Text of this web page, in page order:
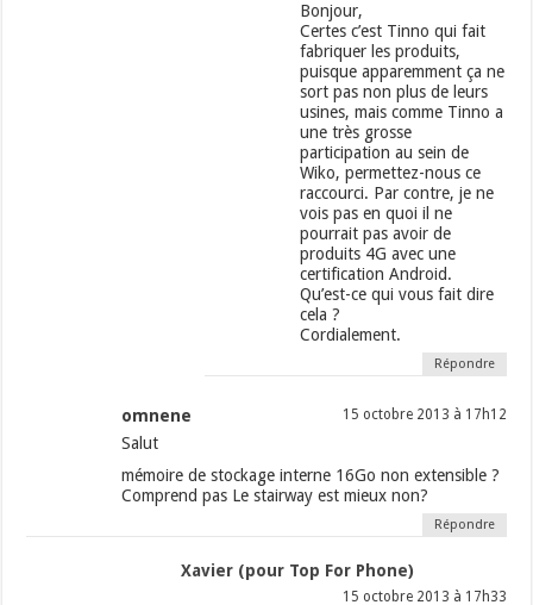
Bonjour,
Certes c’est Tinno qui fait
fabriquer les produits,
puisque apparemment ça ne
sort pas non plus de leurs
usines, mais comme Tinno a
une très grosse
participation au sein de
Wiko, permettez-nous ce
raccourci. Par contre, je ne
vois pas en quoi il ne
pourrait pas avoir de
produits 4G avec une
certification Android.
Qu’est-ce qui vous fait dire
cela ?
Cordialement.
Répondre
omnene 15 octobre 2013 à 17h12
Salut
mémoire de stockage interne 16Go non extensible ?
Comprend pas Le stairway est mieux non?
Répondre
Xavier (pour Top For Phone)
15 octobre 2013 à 17h33